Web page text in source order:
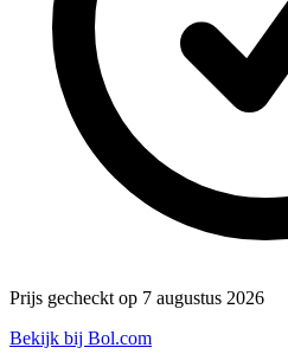
Prijs gecheckt op 7 augustus 2026
Bekijk bij Bol.com